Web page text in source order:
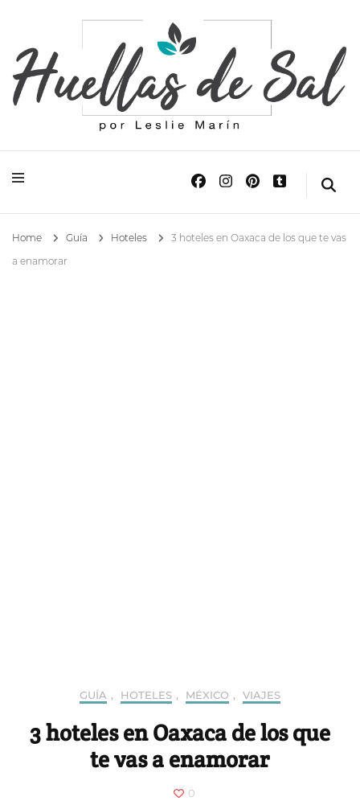
Huellas de Sal
Home Guía Hoteles
3 hoteles en Oaxaca de los que te vas
a enamorar
GUÍA , HOTELES , MÉXICO , VIAJES
3 hoteles en Oaxaca de los que
te vas a enamorar
0